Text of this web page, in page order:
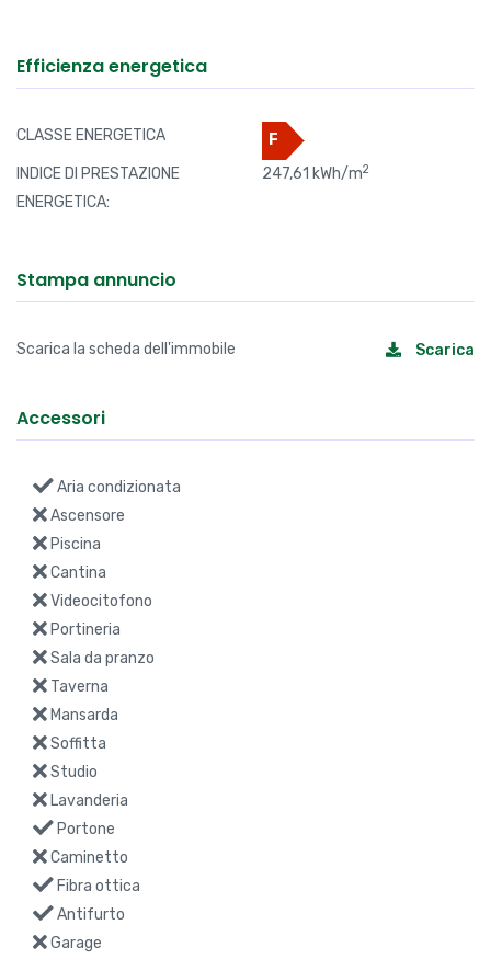
Efficienza energetica
CLASSE ENERGETICA
F
INDICE DI PRESTAZIONE
ENERGETICA:
247,61 kWh/m2
Stampa annuncio
Scarica la scheda dell'immobile Scarica
Accessori
Aria condizionata
Ascensore
Piscina
Cantina
Videocitofono
Portineria
Sala da pranzo
Taverna
Mansarda
Soffitta
Studio
Lavanderia
Portone
Caminetto
Fibra ottica
Antifurto
Garage